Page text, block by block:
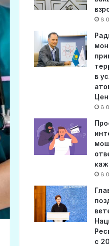
в
с